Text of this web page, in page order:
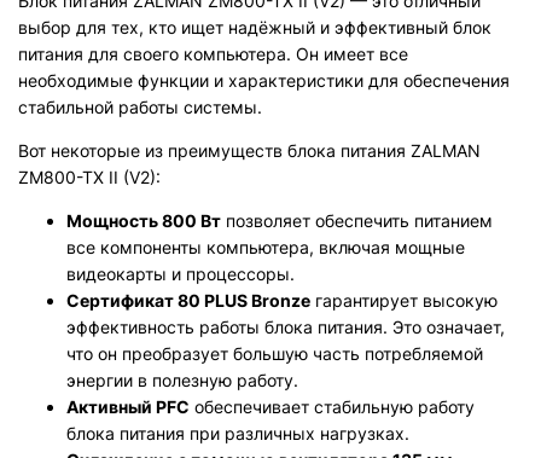
выбор для тех, кто ищет надёжный и эффективный блок
питания для своего компьютера. Он имеет все
необходимые функции и характеристики для обеспечения
стабильной работы системы.
Вот некоторые из преимуществ блока питания ZALMAN
ZM800-TX II (V2):
Мощность 800 Вт позволяет обеспечить питанием
все компоненты компьютера, включая мощные
видеокарты и процессоры.
Сертификат 80 PLUS Bronze гарантирует высокую
эффективность работы блока питания. Это означает,
что он преобразует большую часть потребляемой
энергии в полезную работу.
Активный PFC обеспечивает стабильную работу
блока питания при различных нагрузках.